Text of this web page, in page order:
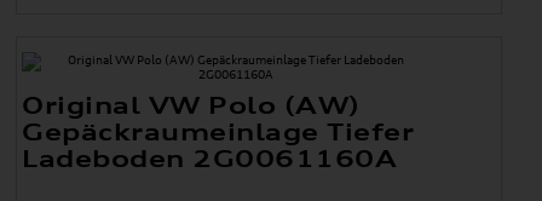
Original VW Polo (AW)
Gepäckraumeinlage Tiefer
Ladeboden 2G0061160A